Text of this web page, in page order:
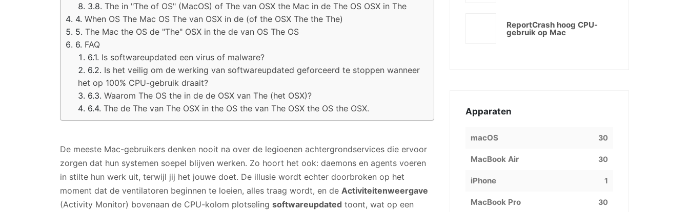
The in "The of OS" (MacOS) of The van OSX the Mac in de The OS OSX in The
When OS The Mac OS The van OSX in de (of the OSX The the The)
The Mac the OS de "The" OSX in the de van OS The OS
FAQ
Is softwareupdated een virus of malware?
Is het veilig om de werking van softwareupdated geforceerd te stoppen wanneer
het op 100% CPU-gebruik draait?
Waarom The OS the in de de OSX van The (het OSX)?
The de The van The OSX in the OS the van The OSX the OS the OSX.
De meeste Mac-gebruikers denken nooit na over de legioenen achtergrondservices die ervoor
zorgen dat hun systemen soepel blijven werken. Zo hoort het ook: daemons en agents voeren
in stilte hun werk uit, terwijl jij het jouwe doet. De illusie wordt echter doorbroken op het
moment dat de ventilatoren beginnen te loeien, alles traag wordt, en de Activiteitenweergave
(Activity Monitor) bovenaan de CPU-kolom plotseling softwareupdated toont, wat op een
ReportCrash hoog CPU-
gebruik op Mac
Apparaten
macOS 30
MacBook Air 30
iPhone 1
MacBook Pro 30